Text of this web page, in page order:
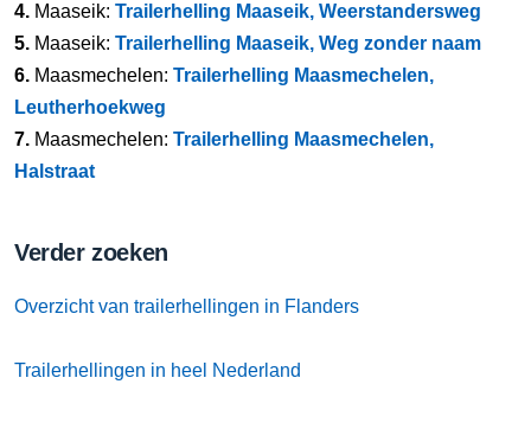
4. Maaseik: Trailerhelling Maaseik, Weerstandersweg
5. Maaseik: Trailerhelling Maaseik, Weg zonder naam
6. Maasmechelen: Trailerhelling Maasmechelen,
Leutherhoekweg
7. Maasmechelen: Trailerhelling Maasmechelen,
Halstraat
Verder zoeken
Overzicht van trailerhellingen in Flanders
Trailerhellingen in heel Nederland